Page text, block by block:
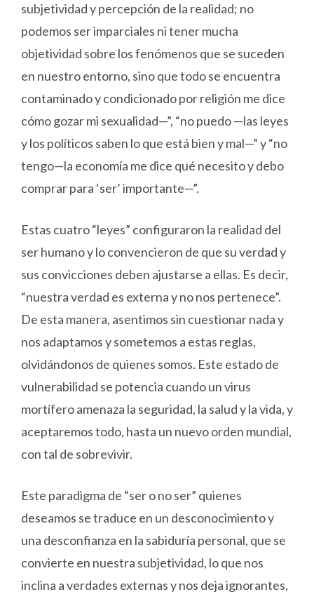
subjetividad y percepción de la realidad; no
podemos ser imparciales ni tener mucha
objetividad sobre los fenómenos que se suceden
en nuestro entorno, sino que todo se encuentra
contaminado y condicionado por religión me dice
cómo gozar mi sexualidad—”, “no puedo —las leyes
y los políticos saben lo que está bien y mal—” y “no
tengo—la economía me dice qué necesito y debo
comprar para ‘ser’ importante—”.
Estas cuatro “leyes” configuraron la realidad del
ser humano y lo convencieron de que su verdad y
sus convicciones deben ajustarse a ellas. Es decir,
“nuestra verdad es externa y no nos pertenece”.
De esta manera, asentimos sin cuestionar nada y
nos adaptamos y sometemos a estas reglas,
olvidándonos de quienes somos. Este estado de
vulnerabilidad se potencia cuando un virus
mortífero amenaza la seguridad, la salud y la vida, y
aceptaremos todo, hasta un nuevo orden mundial,
con tal de sobrevivir.
Este paradigma de “ser o no ser” quienes
deseamos se traduce en un desconocimiento y
una desconfianza en la sabiduría personal, que se
convierte en nuestra subjetividad, lo que nos
inclina a verdades externas y nos deja ignorantes,